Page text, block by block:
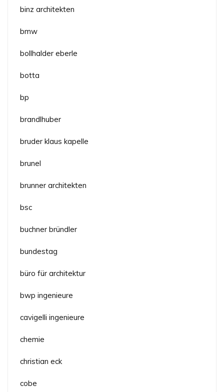
binz architekten
bmw
bollhalder eberle
botta
bp
brandlhuber
bruder klaus kapelle
brunel
brunner architekten
bsc
buchner bründler
bundestag
büro für architektur
bwp ingenieure
cavigelli ingenieure
chemie
christian eck
cobe